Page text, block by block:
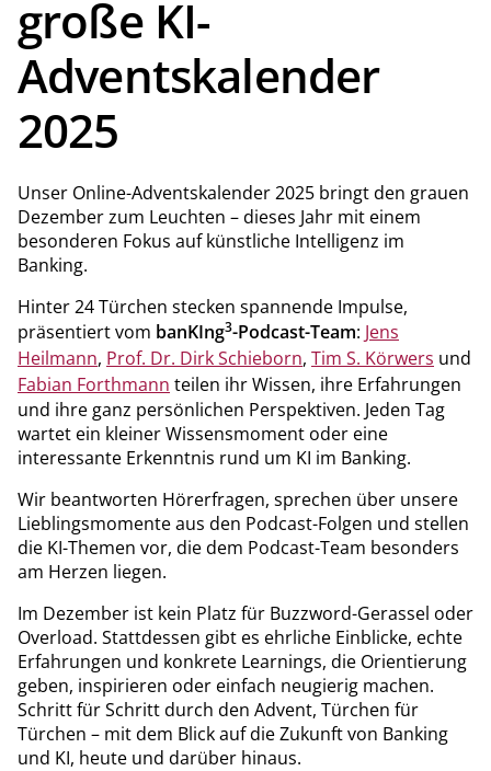
große KI-
Adventskalender
2025
Unser Online-Adventskalender 2025 bringt den grauen
Dezember zum Leuchten – dieses Jahr mit einem
besonderen Fokus auf künstliche Intelligenz im
Banking.
Hinter 24 Türchen stecken spannende Impulse,
präsentiert vom banKIng3-Podcast-Team: Jens
Heilmann, Prof. Dr. Dirk Schieborn, Tim S. Körwers und
Fabian Forthmann teilen ihr Wissen, ihre Erfahrungen
und ihre ganz persönlichen Perspektiven. Jeden Tag
wartet ein kleiner Wissensmoment oder eine
interessante Erkenntnis rund um KI im Banking.
Wir beantworten Hörerfragen, sprechen über unsere
Lieblingsmomente aus den Podcast-Folgen und stellen
die KI-Themen vor, die dem Podcast-Team besonders
am Herzen liegen.
Im Dezember ist kein Platz für Buzzword-Gerassel oder
Overload. Stattdessen gibt es ehrliche Einblicke, echte
Erfahrungen und konkrete Learnings, die Orientierung
geben, inspirieren oder einfach neugierig machen.
Schritt für Schritt durch den Advent, Türchen für
Türchen – mit dem Blick auf die Zukunft von Banking
und KI, heute und darüber hinaus.